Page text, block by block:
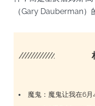
（Gary Dauberman）
////////////////////
魔鬼：魔鬼让我在6